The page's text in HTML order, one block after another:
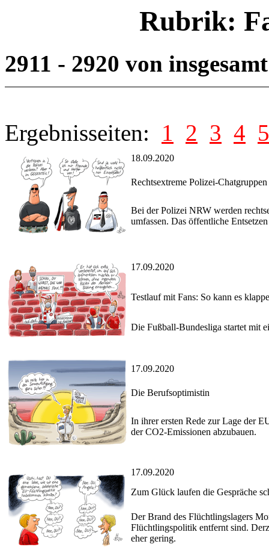
Rubrik:
2911 - 2920 von
Ergebnisseiten: 1 2 3 4 5
18.09.2020
Rechtsextreme Polizei-
Bei der Polizei NRW werden
umfassen. Das öffentliche
17.09.2020
Testlauf mit Fans: So kann es
Die Fußball-Bundesliga startet mit
17.09.2020
Die Berufsoptimistin
In ihrer ersten Rede zur Lage der
der CO2-Emissionen abzubauen.
17.09.2020
Zum Glück laufen die Gespräche
Der Brand des Flüchtlingslagers
Flüchtlingspolitik entfernt sind.
eher gering.